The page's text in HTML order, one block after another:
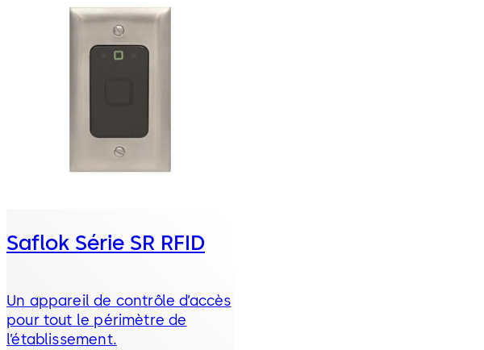
Saflok Série SR RFID
Un appareil de contrôle d’accès
pour tout le périmètre de
l’établissement.